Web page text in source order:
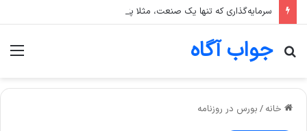
جواب آگاه
جستجو
خانه / بورس در روزنامه